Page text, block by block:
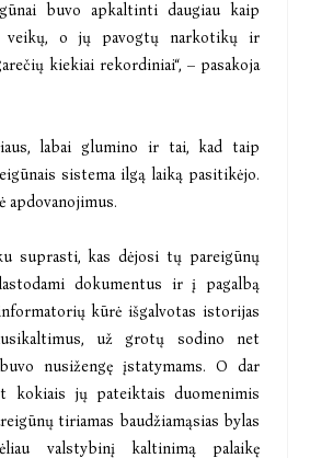
buvo apkaltinti daugiau kaip
veikų, o jų pavogtų narkotikų ir
kiekiai rekordiniai“, – pasakoja
labai glumino ir tai, kad taip
sistema ilgą laiką pasitikėjo.
apdovanojimus.
suprasti, kas dėjosi tų pareigūnų
dokumentus ir į pagalbą
kūrė išgalvotas istorijas
už grotų sodino net
nusižengę įstatymams. O dar
kokiais jų pateiktais duomenimis
tiriamas baudžiamąsias bylas
valstybinį kaltinimą palaikę